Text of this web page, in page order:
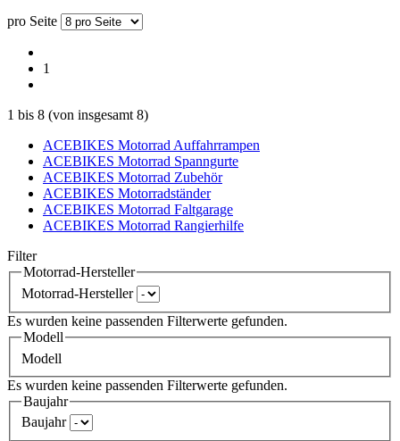
pro Seite
1
1 bis 8 (von insgesamt 8)
ACEBIKES Motorrad Auffahrrampen
ACEBIKES Motorrad Spanngurte
ACEBIKES Motorrad Zubehör
ACEBIKES Motorradständer
ACEBIKES Motorrad Faltgarage
ACEBIKES Motorrad Rangierhilfe
Filter
Motorrad-Hersteller
Motorrad-Hersteller
Es wurden keine passenden Filterwerte gefunden.
Modell
Modell
Es wurden keine passenden Filterwerte gefunden.
Baujahr
Baujahr